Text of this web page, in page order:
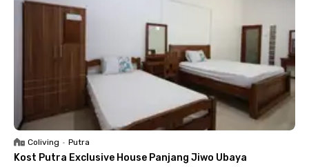
Coliving • Putra
Kost Putra Exclusive House Panjang Jiwo Ubaya